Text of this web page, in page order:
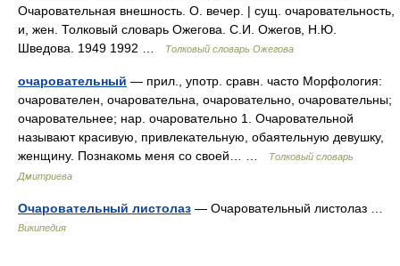
Очаровательная внешность. О. вечер. | сущ. очаровательность,
и, жен. Толковый словарь Ожегова. С.И. Ожегов, Н.Ю.
Шведова. 1949 1992 …
Толковый словарь Ожегова
очаровательный — прил., употр. сравн. часто Морфология:
очарователен, очаровательна, очаровательно, очаровательны;
очаровательнее; нар. очаровательно 1. Очаровательной
называют красивую, привлекательную, обаятельную девушку,
женщину. Познакомь меня со своей… …
Толковый словарь
Дмитриева
Очаровательный листолаз — Очаровательный листолаз …
Википедия